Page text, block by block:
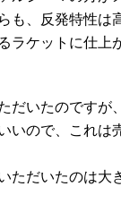
も、反発特性は
ラケットに仕上
だいたのですが
いので、これは
ただいたのは大